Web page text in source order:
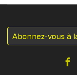
Abonnez-vous à